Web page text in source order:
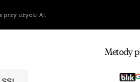
przy użyciu AI.
Metody